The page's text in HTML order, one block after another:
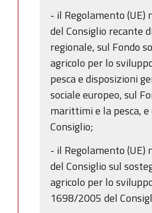
- il Regolamento (UE)
del Consiglio recante
regionale, sul Fondo
agricolo per lo
pesca e disposizioni
sociale europeo, sul
marittimi e la pesca,
Consiglio;
- il Regolamento (UE)
del Consiglio sul
agricolo per lo
1698/2005 del